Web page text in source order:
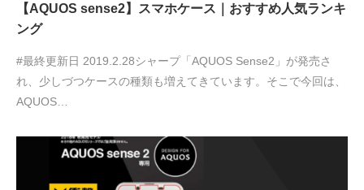
【AQUOS sense2】スマホケース｜おすすめ人気ランキ
ング
#最終更新日 2019.2.28シャープ「AQUOS Sense2」が発売さ
れ、少しづつケースの種類も増えてきています。そこで今回は、
AQUOS…